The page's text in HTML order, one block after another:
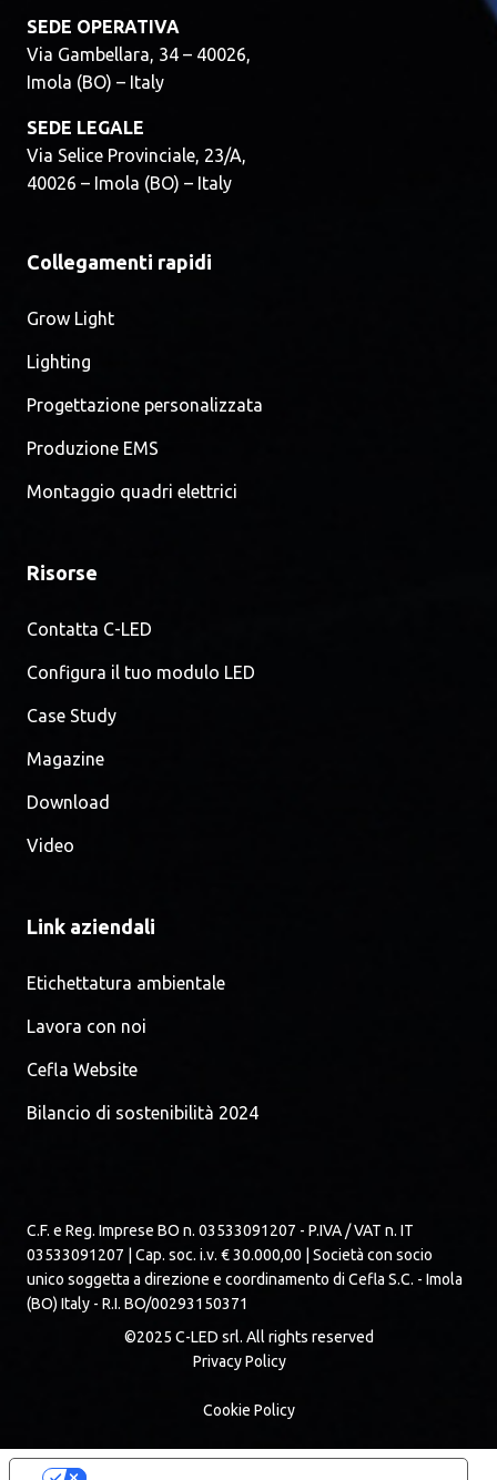
SEDE OPERATIVA
Via Gambellara, 34 – 40026,
Imola (BO) – Italy
SEDE LEGALE
Via Selice Provinciale, 23/A,
40026 – Imola (BO) – Italy
Collegamenti rapidi
Grow Light
Lighting
Progettazione personalizzata
Produzione EMS
Montaggio quadri elettrici
Risorse
Contatta C-LED
Configura il tuo modulo LED
Case Study
Magazine
Download
Video
Link aziendali
Etichettatura ambientale
Lavora con noi
Cefla Website
Bilancio di sostenibilità 2024
C.F. e Reg. Imprese BO n. 03533091207 - P.IVA / VAT n. IT
03533091207 | Cap. soc. i.v. € 30.000,00 | Società con socio
unico soggetta a direzione e coordinamento di Cefla S.C. - Imola
(BO) Italy - R.I. BO/00293150371
©2025 C-LED srl. All rights reserved
Privacy Policy
Cookie Policy